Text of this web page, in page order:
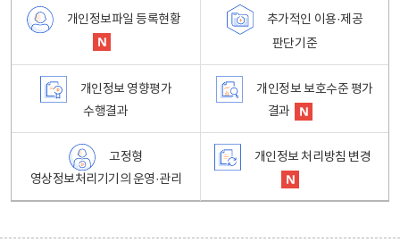
개인정보파일 등록현황
추가적인 이용·제공
판단기준
개인정보 영향평가
수행결과
개인정보 보호수준 평가
결과
고정형
영상정보처리기기의 운영·관리
개인정보 처리방침 변경